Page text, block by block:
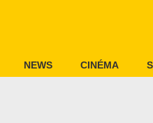
NEWS CINÉMA